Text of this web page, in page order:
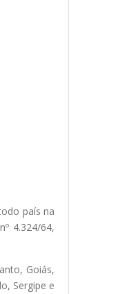
país na
4.324/64,
Goiás,
Sergipe e